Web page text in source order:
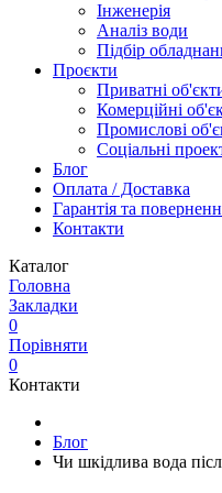
Інженерія
Аналіз води
Підбір
Проєкти
Приватні
Комерційні
Промислові
Соціальні
Блог
Оплата / Доставка
Гарантія та
Контакти
Каталог
Головна
Закладки
0
Порівняти
0
Контакти
Блог
Чи шкідлива вода